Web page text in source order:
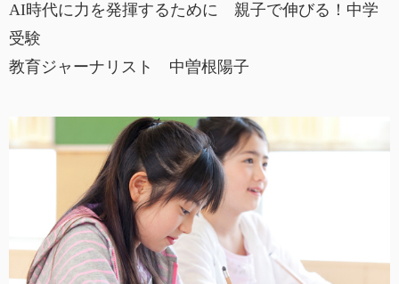
AI時代に力を発揮するために 親子で伸びる！中学
受験
教育ジャーナリスト 中曽根陽子